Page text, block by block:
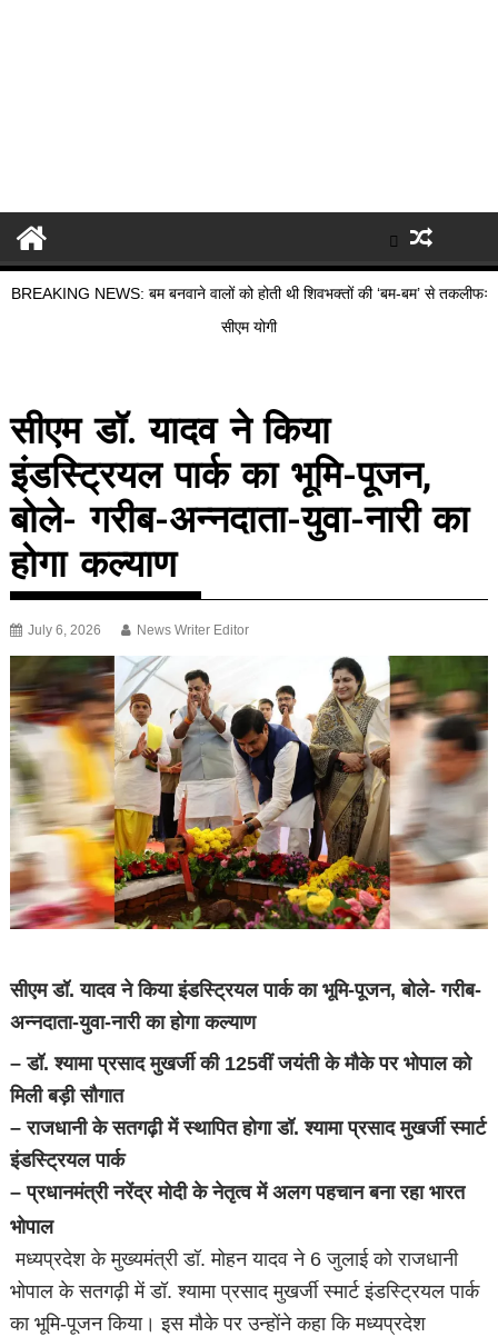
BREAKING NEWS: बम बनवाने वालों को होती थी शिवभक्तों की ‘बम-बम’ से तकलीफः
सीएम योगी
सीएम डॉ. यादव ने किया
इंडस्ट्रियल पार्क का भूमि-पूजन,
बोले- गरीब-अन्नदाता-युवा-नारी का
होगा कल्याण
July 6, 2026 News Writer Editor
सीएम डॉ. यादव ने किया इंडस्ट्रियल पार्क का भूमि-पूजन, बोले- गरीब-
अन्नदाता-युवा-नारी का होगा कल्याण
– डॉ. श्यामा प्रसाद मुखर्जी की 125वीं जयंती के मौके पर भोपाल को
मिली बड़ी सौगात
– राजधानी के सतगढ़ी में स्थापित होगा डॉ. श्यामा प्रसाद मुखर्जी स्मार्ट
इंडस्ट्रियल पार्क
– प्रधानमंत्री नरेंद्र मोदी के नेतृत्व में अलग पहचान बना रहा भारत
भोपाल
मध्यप्रदेश के मुख्यमंत्री डॉ. मोहन यादव ने 6 जुलाई को राजधानी
भोपाल के सतगढ़ी में डॉ. श्यामा प्रसाद मुखर्जी स्मार्ट इंडस्ट्रियल पार्क
का भूमि-पूजन किया। इस मौके पर उन्होंने कहा कि मध्यप्रदेश